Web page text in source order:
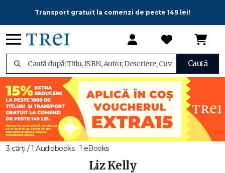
Transport gratuit la comenzi de peste 149 lei!
Caută
3 cărți / 1 Audiobooks · 1 eBooks
Liz Kelly